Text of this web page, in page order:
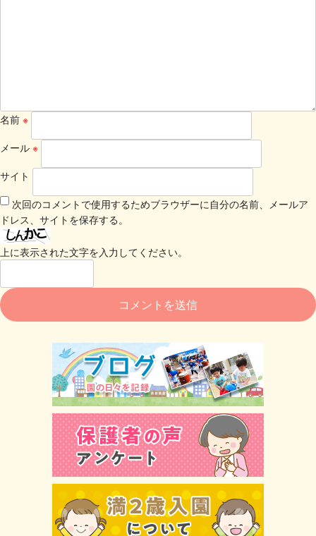
名前 ※
メール ※
サイト
次回のコメントで使用するためブラウザーに自分の名前、メールア
ドレス、サイトを保存する。
上に表示された文字を入力してください。